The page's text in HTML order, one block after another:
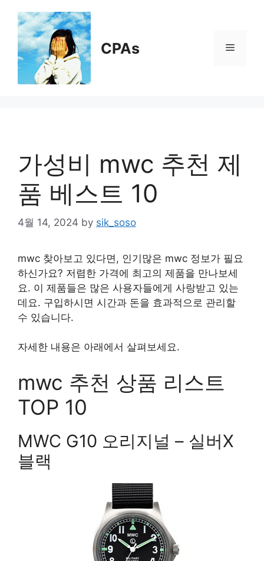
content
CPAs Menu
가성비 mwc 추천 제
품 베스트 10
4월 14, 2024 by sik_soso
mwc 찾아보고 있다면, 인기많은 mwc 정보가 필요
하신가요? 저렴한 가격에 최고의 제품을 만나보세
요. 이 제품들은 많은 사용자들에게 사랑받고 있는
데요. 구입하시면 시간과 돈을 효과적으로 관리할
수 있습니다.
자세한 내용은 아래에서 살펴보세요.
mwc 추천 상품 리스트
TOP 10
MWC G10 오리지널 – 실버X
블랙